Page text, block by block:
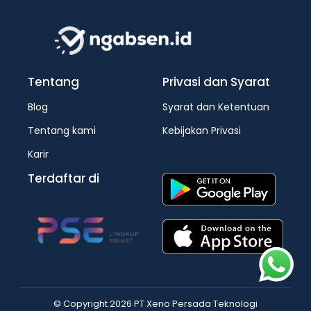
Tentang
Blog
Tentang kami
Karir
Privasi dan Syarat
Syarat dan Ketentuan
Kebijakan Privasi
Terdaftar di
© Copyright 2026 PT Xeno Persada Teknologi